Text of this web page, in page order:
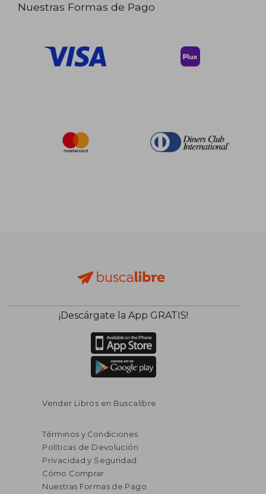
Nuestras Formas de Pago
¡Descárgate la App GRATIS!
Vender Libros en Buscalibre
Términos y Condiciones
Políticas de Devolución
Privacidad y Seguridad
Cómo Comprar
Nuestras Formas de Pago